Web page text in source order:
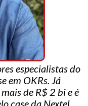
especialistas do
em OKRs. Já
de R$ 2 bi e é
case da Nextel,